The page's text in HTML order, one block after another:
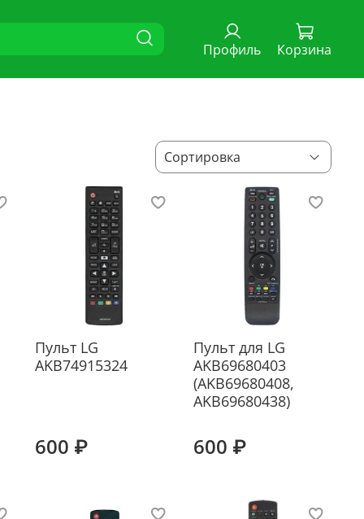
Профиль Корзина
Пульт LG
AKB74915324
600 ₽
Пульт для LG
AKB69680403
(AKB69680408,
AKB69680438)
600 ₽